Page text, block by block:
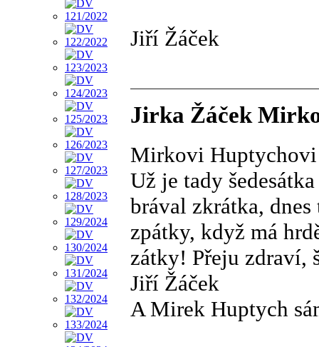
Jiří Žáček
Jirka Žáček
Mirkovi
Už je tady
brával zkrátka,
zpátky, když má
zátky! Přeju zdraví,
Jiří Žáček
A Mirek Huptych